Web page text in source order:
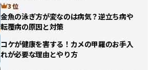
3 位
金魚の泳ぎ方が変なのは病気？逆立ち病や
転覆病の原因と対策
コケが健康を害する！カメの甲羅のお手入
れが必要な理由とやり方